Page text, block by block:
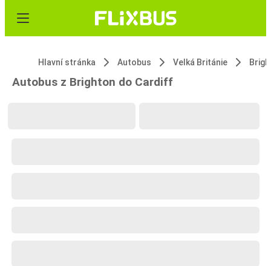
Hlavní stránka Autobus Velká Británie
Autobus z Brighton do Cardiff